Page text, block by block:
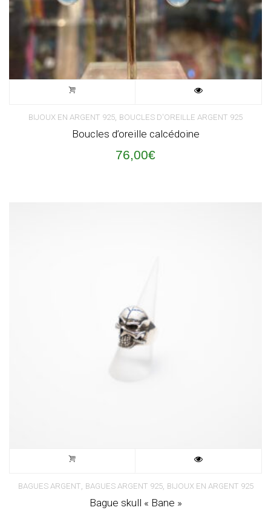
BIJOUX EN ARGENT 925 BOUCLES D'OREILLE ARGENT 925
Boucles d’oreille calcédoine
76,00€
BAGUES ARGENT BAGUES ARGENT 925, BIJOUX EN ARGENT 925
Bague skull « Bane »